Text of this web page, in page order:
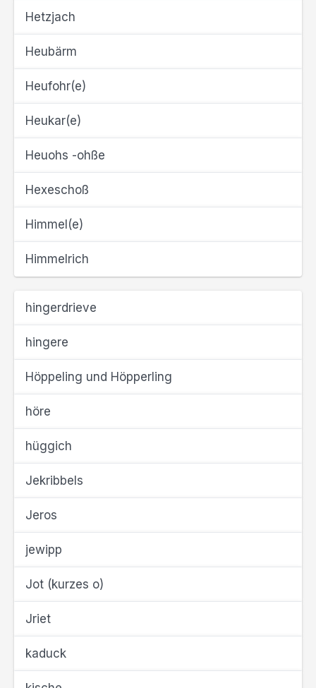
Hetzjach
Heubärm
Heufohr(e)
Heukar(e)
Heuohs -ohße
Hexeschoß
Himmel(e)
Himmelrich
hingerdrieve
hingere
Höppeling und Höpperling
höre
hüggich
Jekribbels
Jeros
jewipp
Jot (kurzes o)
Jriet
kaduck